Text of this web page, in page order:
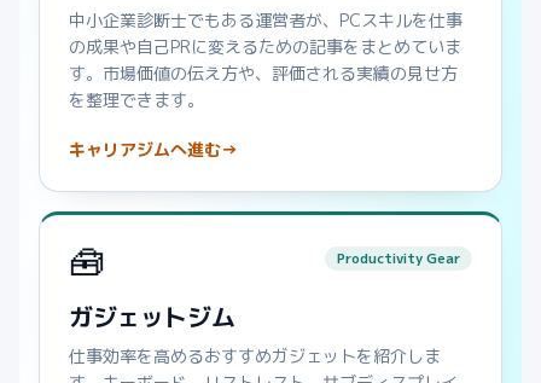
中小企業診断士でもある運営者が、PCスキルを仕事
の成果や自己PRに変えるための記事をまとめていま
す。市場価値の伝え方や、評価される実績の見せ方
を整理できます。
キャリアジムへ進む→
🧰 Productivity Gear
ガジェットジム
仕事効率を高めるおすすめガジェットを紹介しま